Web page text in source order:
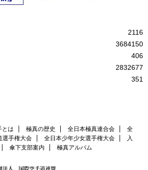
2116
3684150
406
2832677
351
とは 極真の歴史 全日本極真連合会
全
選手権大会
全日本少年少女選手権大会
入
傘下支部案内 極真アルバム